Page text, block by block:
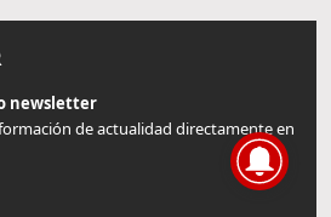
newsletter
de actualidad directamente en